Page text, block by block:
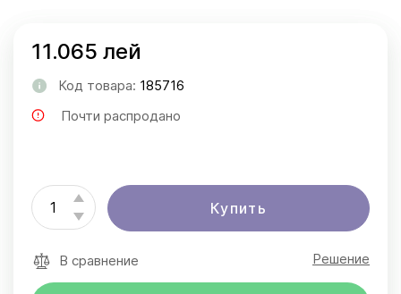
11.065 лей
Код товара: 185716
Почти распродано
Купить
В сравнение Решение